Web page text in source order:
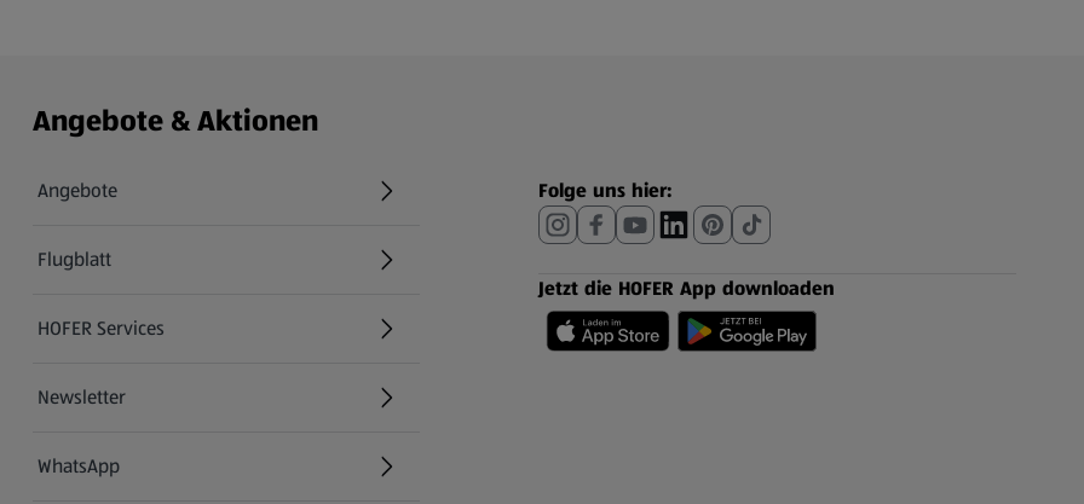
Angebote & Aktionen
Angebote
Flugblatt
HOFER Services
Newsletter
WhatsApp
Folge uns hier:
Jetzt die HOFER App downloaden